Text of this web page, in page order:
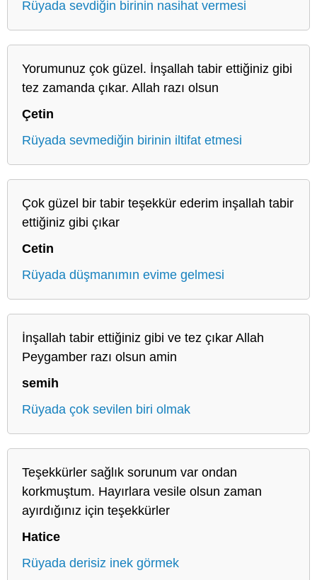
Rüyada sevdiğin birinin nasihat vermesi
Yorumunuz çok güzel. İnşallah tabir ettiğiniz gibi
tez zamanda çıkar. Allah razı olsun
Çetin
Rüyada sevmediğin birinin iltifat etmesi
Çok güzel bir tabir teşekkür ederim inşallah tabir
ettiğiniz gibi çıkar
Cetin
Rüyada düşmanımın evime gelmesi
İnşallah tabir ettiğiniz gibi ve tez çıkar Allah
Peygamber razı olsun amin
semih
Rüyada çok sevilen biri olmak
Teşekkürler sağlık sorunum var ondan
korkmuştum. Hayırlara vesile olsun zaman
ayırdığınız için teşekkürler
Hatice
Rüyada derisiz inek görmek